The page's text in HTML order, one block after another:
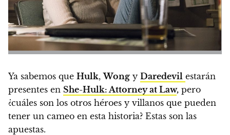
Ya sabemos que Hulk,Wong y Daredevil estarán
presentes en She-Hulk: Attorney at Law, pero
¿cuáles son los otros héroes y villanos que pueden
tener un cameo en esta historia? Estas son las
apuestas.